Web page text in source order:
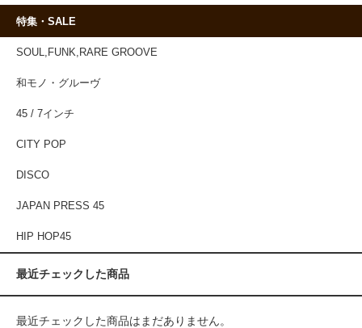
特集・SALE
SOUL,FUNK,RARE GROOVE
和モノ・グルーヴ
45 / 7インチ
CITY POP
DISCO
JAPAN PRESS 45
HIP HOP45
最近チェックした商品
最近チェックした商品はまだありません。